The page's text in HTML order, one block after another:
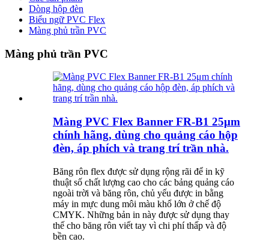
Dòng hộp đèn
Biểu ngữ PVC Flex
Màng phủ trần PVC
Màng phủ trần PVC
Màng PVC Flex Banner FR-B1 25μm
chính hãng, dùng cho quảng cáo hộp
đèn, áp phích và trang trí trần nhà.
Băng rôn flex được sử dụng rộng rãi để in kỹ
thuật số chất lượng cao cho các bảng quảng cáo
ngoài trời và băng rôn, chủ yếu được in bằng
máy in mực dung môi màu khổ lớn ở chế độ
CMYK. Những bản in này được sử dụng thay
thế cho băng rôn viết tay vì chi phí thấp và độ
bền cao.